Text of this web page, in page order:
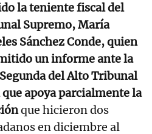
la teniente fiscal del
Supremo, María
Sánchez Conde, quien
un informe ante la
del Alto Tribunal
que apoya parcialmente la
que hicieron dos
en diciembre al